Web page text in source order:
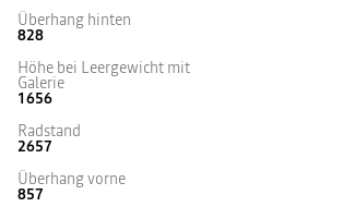
Überhang hinten
828
Höhe bei Leergewicht mit
Galerie
1656
Radstand
2657
Überhang vorne
857